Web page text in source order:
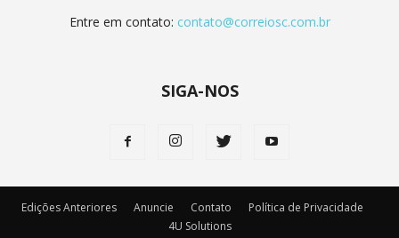
Entre em contato: contato@correiosc.com.br
SIGA-NOS
Edições Anteriores Anuncie Contato
Política de Privacidade
4U Solutions